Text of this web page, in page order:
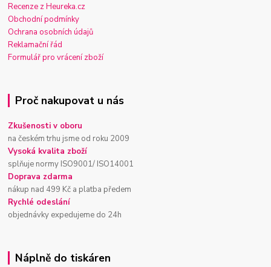
Recenze z Heureka.cz
Obchodní podmínky
Ochrana osobních údajů
Reklamační řád
Formulář pro vrácení zboží
Proč nakupovat u nás
Zkušenosti v oboru
na českém trhu jsme od roku 2009
Vysoká kvalita zboží
splňuje normy ISO9001/ ISO14001
Doprava zdarma
nákup nad 499 Kč a platba předem
Rychlé odeslání
objednávky expedujeme do 24h
Náplně do tiskáren